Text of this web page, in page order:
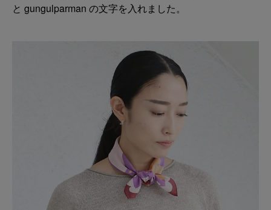
と gungulparman の文字を入れました。